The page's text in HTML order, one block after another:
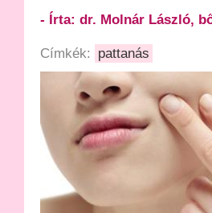
- Írta: dr. Molnár László,
Címkék:
pattanás